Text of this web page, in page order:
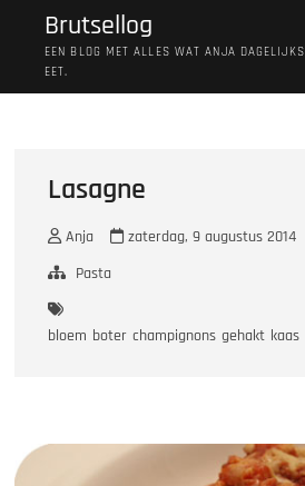
Brutsellog
EEN BLOG MET ALLES WAT ANJA DAGELIJKS
EET.
Lasagne
Anja zaterdag, 9 augustus 2014
Pasta
bloem boter champignons gehakt kaas